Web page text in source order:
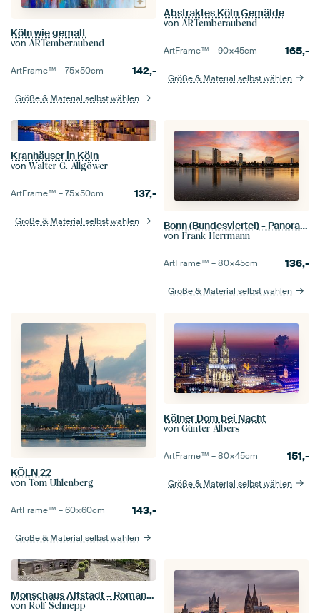
Köln wie gemalt
von ARTemberaubend
ArtFrame™ –75×50cm 142,-
Größe & Material selbst wählen
Abstraktes Köln Gemälde
von ARTemberaubend
ArtFrame™ –90×45cm 165,-
Größe & Material selbst wählen
Kranhäuser in Köln
von Walter G. Allgöwer
ArtFrame™ –75×50cm 137,-
Größe & Material selbst wählen Bonn (Bundesviertel) - Panorama im Sonnenuntergang
von Frank Herrmann
ArtFrame™ –80×45cm 136,-
Größe & Material selbst wählen
KÖLN 22
von Tom Uhlenberg
ArtFrame™ –60×60cm 143,-
Größe & Material selbst wählen
Kölner Dom bei Nacht
von Günter Albers
ArtFrame™ –80×45cm 151,-
Größe & Material selbst wählen
Monschaus Altstadt – Romantische Fachwerkidylle in der Eifel
von Rolf Schnepp